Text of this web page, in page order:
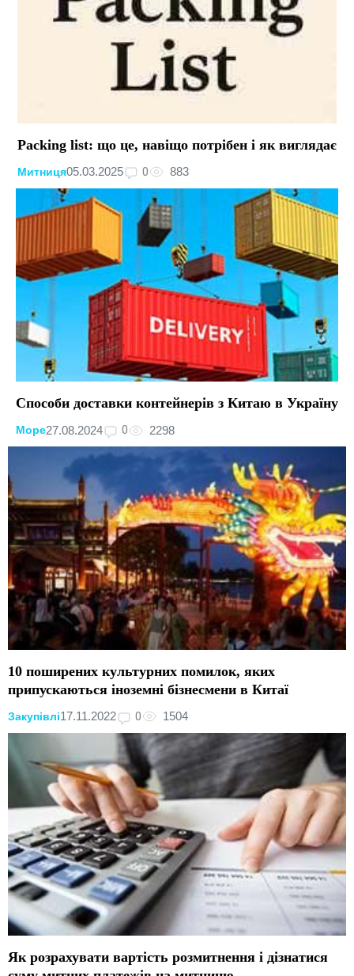
Packing list: що це, навіщо потрібен і як виглядає
Митниця05.03.2025 0 883
Способи доставки контейнерів з Китаю в Україну
Море27.08.2024 0 2298
10 поширених культурних помилок, яких
припускаються іноземні бізнесмени в Китаї
Закупівлі17.11.2022 0 1504
Як розрахувати вартість розмитнення і дізнатися